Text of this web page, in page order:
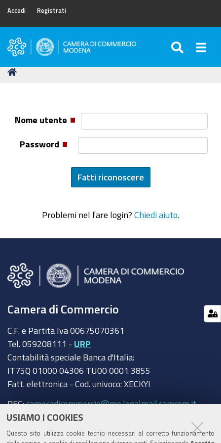
USIAMO I COOKIES
Questo sito utilizza cookie tecnici necessari al corretto funzionamento
Accedi Registrati
Camera
Commercio
Tu
Nome utente
Password
Problemi nel fare login? Chiedi aiuto
Camera di Commercio
C.F. e Partita Iva 00675070361
Tel. 059208111 - URP
Contabilità speciale Banca d'Italia:
IT75Q 01000 04306 TU00 0001 3855
Fatt. elettronica - Cod. univoco: XECKYI
PEC:cameradicommercio@mo.legalmail.camcom.it
Trasparenza